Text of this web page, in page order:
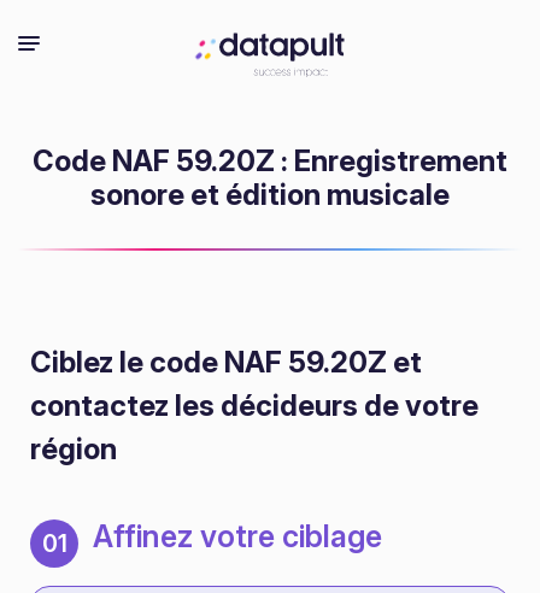
Code NAF 59.20Z : Enregistrement
sonore et édition musicale
Ciblez le code NAF 59.20Z et
contactez les décideurs de votre
région
01 Affinez votre ciblage